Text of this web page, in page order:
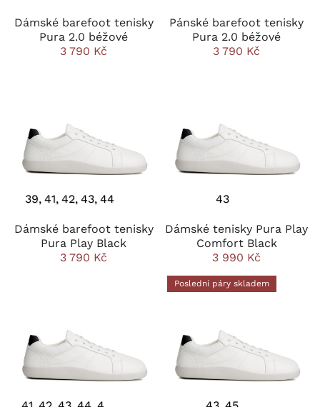
Dámské barefoot tenisky
Pura 2.0 béžové
3 790 Kč
Pánské barefoot tenisky
Pura 2.0 béžové
3 790 Kč
39 41 42 43 44
Dámské barefoot tenisky
Pura Play Black
3 790 Kč
43
Dámské tenisky Pura Play
Comfort Black
3 990 Kč
Poslední páry skladem